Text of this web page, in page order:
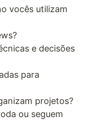
vocês utilizam
e decisões
para
projetos?
ou seguem